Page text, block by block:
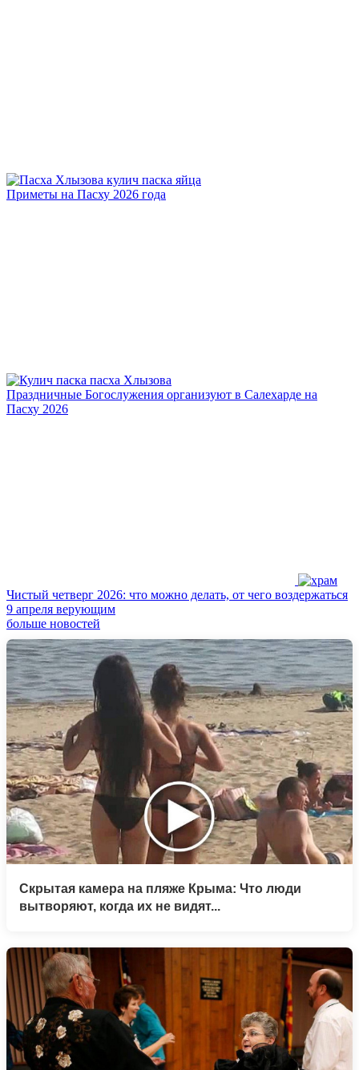
Приметы на Пасху 2026 года
Праздничные Богослужения организуют в Салехарде на
Пасху 2026
Чистый четверг 2026: что можно делать, от чего воздержаться
9 апреля верующим
больше новостей
Скрытая камера на пляже Крыма: Что люди
вытворяют, когда их не видят...